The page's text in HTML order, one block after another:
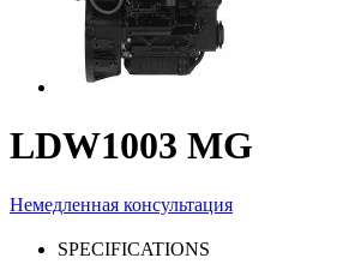
LDW1003 MG
Немедленная консультация
SPECIFICATIONS